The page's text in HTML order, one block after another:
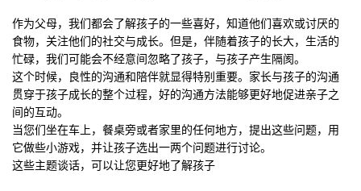
作为父母，我们都会了解孩子的一些喜好，知道他们喜欢或讨厌的
食物，关注他们的社交与成长。但是，伴随着孩子的长大，生活的
忙碌，我们可能会不经意间忽略了孩子，与孩子产生隔阂。
这个时候，良性的沟通和陪伴就显得特别重要。家长与孩子的沟通
贯穿于孩子成长的整个过程，好的沟通方法能够更好地促进亲子之
间的互动。
当您们坐在车上，餐桌旁或者家里的任何地方，提出这些问题，用
它做些小游戏，并让孩子选出一两个问题进行讨论。
这些主题谈话，可以让您更好地了解孩子